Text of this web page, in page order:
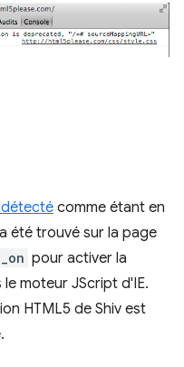
comme étant en
été trouvé sur la page
pour activer la
moteur JScript d'IE.
HTML5 de Shiv est